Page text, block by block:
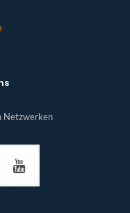
Netzwerken